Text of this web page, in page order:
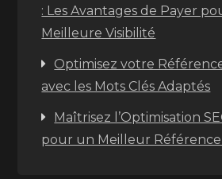
: Les Avantages de Payer
Meilleure Visibilité
Optimisez votre
avec les Mots Clés Adaptés
Maîtrisez l’Optimisation
pour un Meilleur